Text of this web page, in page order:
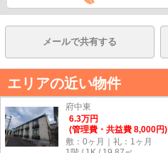
メールで共有する
エリアの近い物件
府中東
6.3万円
(管理費・共益費 8,000円)
敷：0ヶ月｜礼：1ヶ月